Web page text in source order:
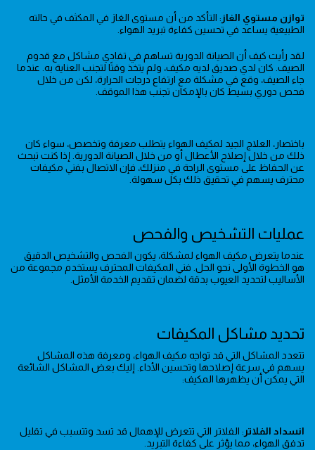
توازن مستوي الغاز : التأكد من أن مستوى الغاز في المكثف في حالته
الطبيعية يساعد في تحسين كفاءة تبريد الهواء.
لقد رأيت كيف أن الصيانة الدورية تساهم في تفادي مشاكل مع قدوم
الصيف. كان لدي صديق لديه مكيف، ولم يتخذ وقتًا لتجنب العناية به. عندما
جاء الصيف، وقع في مشكلة مع ارتفاع درجات الحرارة، لكن من خلال
فحص دوري بسيط كان بالإمكان تجنب هذا الموقف.
باختصار، العلاج الجيد لمكيف الهواء يتطلب معرفة وتخصص، سواء كان
ذلك من خلال إصلاح الأعطال أو من خلال الصيانة الدورية. إذا كنت تبحث
عن الحفاظ على مستوى الراحة في منزلك، فإن الاتصال بفني مكيفات
محترف يسهم في تحقيق ذلك بكل سهولة.
عمليات التشخيص والفحص
عندما يتعرض مكيف الهواء لمشكلة، يكون الفحص والتشخيص الدقيق
هو الخطوة الأولى نحو الحل. فني المكيفات المحترف يستخدم مجموعة من
الأساليب لتحديد العيوب بدقة لضمان تقديم الخدمة الأمثل.
تحديد مشاكل المكيفات
تتعدد المشاكل التي قد تواجه مكيف الهواء، ومعرفة هذه المشاكل
يسهم في سرعة إصلاحها وتحسين الأداء. إليك بعض المشاكل الشائعة
التي يمكن أن يظهرها المكيف:
انسداد الفلاتر : الفلاتر التي تتعرض للإهمال قد تسد وتتسبب في تقليل
تدفق الهواء، مما يؤثر على كفاءة التبريد.